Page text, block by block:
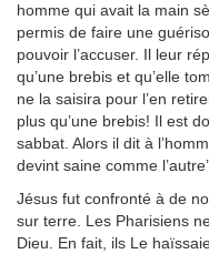
homme qui avait la main
permis de faire une
pouvoir l’accuser. Il leur
qu’une brebis et qu’elle
ne la saisira pour l’en
plus qu’une brebis! Il est
sabbat. Alors il dit à
devint saine comme
Jésus fut confronté à de
sur terre. Les Pharisiens
Dieu. En fait, ils Le